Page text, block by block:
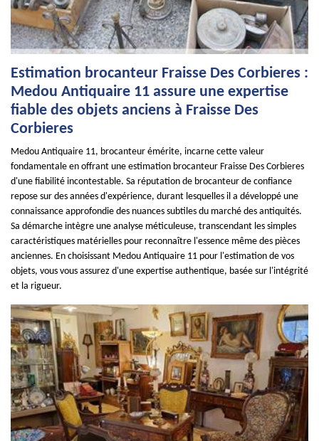
Estimation brocanteur Fraisse Des Corbieres :
Medou Antiquaire 11 assure une expertise
fiable des objets anciens à Fraisse Des
Corbieres
Medou Antiquaire 11, brocanteur émérite, incarne cette valeur
fondamentale en offrant une estimation brocanteur Fraisse Des Corbieres
d'une fiabilité incontestable. Sa réputation de brocanteur de confiance
repose sur des années d'expérience, durant lesquelles il a développé une
connaissance approfondie des nuances subtiles du marché des antiquités.
Sa démarche intègre une analyse méticuleuse, transcendant les simples
caractéristiques matérielles pour reconnaître l'essence même des pièces
anciennes. En choisissant Medou Antiquaire 11 pour l'estimation de vos
objets, vous vous assurez d'une expertise authentique, basée sur l'intégrité
et la rigueur.